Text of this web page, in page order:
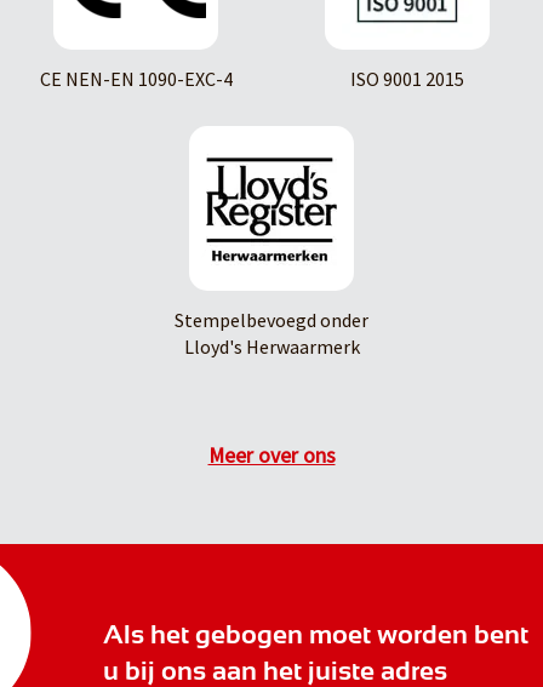
CE NEN-EN 1090-EXC-4 ISO 9001 2015
Stempelbevoegd onder
Lloyd's Herwaarmerk
Meer over ons
Als het gebogen moet worden bent
u bij ons aan het juiste adres